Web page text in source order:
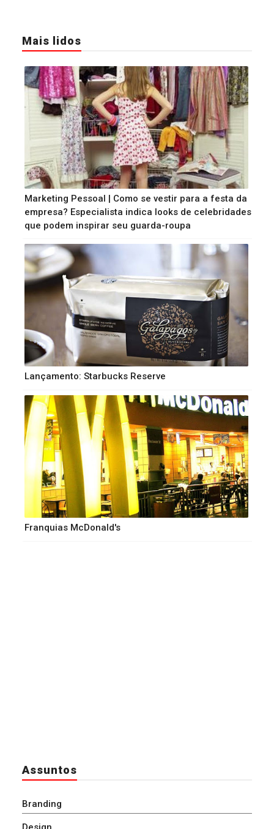
Mais lidos
Marketing Pessoal | Como se vestir para a festa da
empresa? Especialista indica looks de celebridades
que podem inspirar seu guarda-roupa
Lançamento: Starbucks Reserve
Franquias McDonald's
Assuntos
Branding